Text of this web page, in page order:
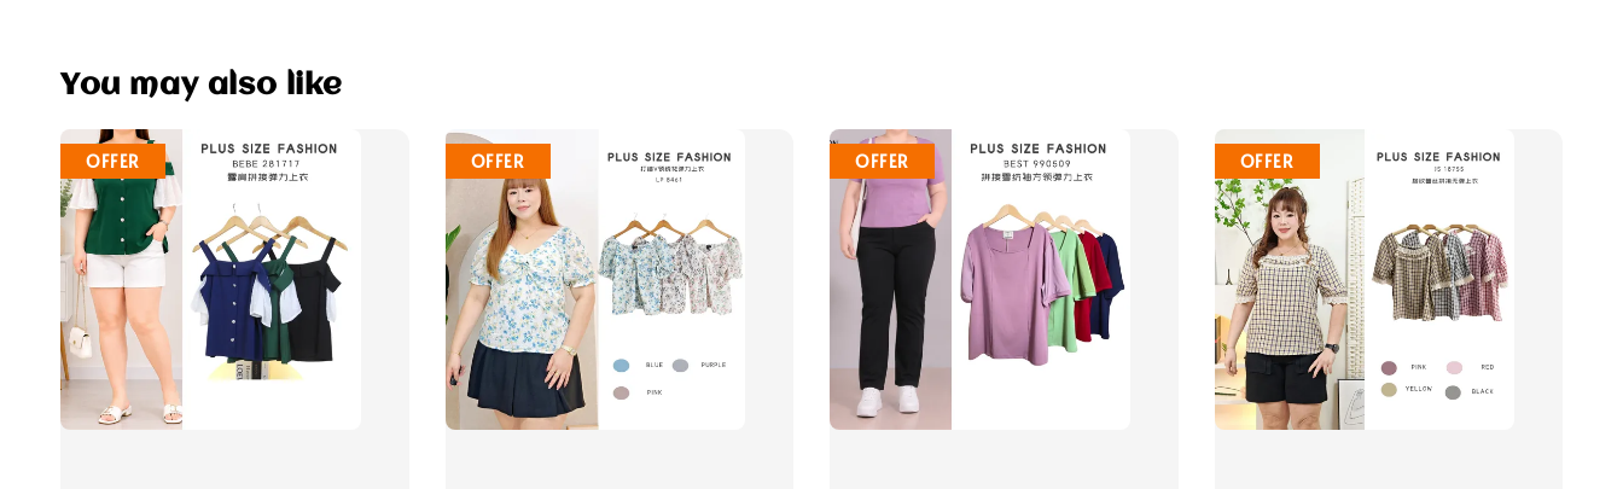
You may also like
OFFER OFFER OFFER OFFER